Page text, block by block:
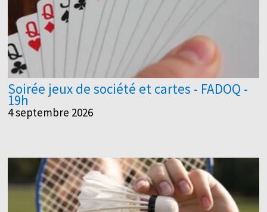
Soirée jeux de société et cartes - FADOQ -
19h
4 septembre 2026